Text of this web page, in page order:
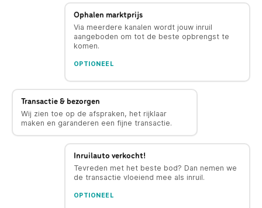
Ophalen marktprijs
Via meerdere kanalen wordt jouw inruil
aangeboden om tot de beste opbrengst te
komen.
OPTIONEEL
Transactie & bezorgen
Wij zien toe op de afspraken, het rijklaar
maken en garanderen een fijne transactie.
Inruilauto verkocht!
Tevreden met het beste bod? Dan nemen we
de transactie vloeiend mee als inruil.
OPTIONEEL